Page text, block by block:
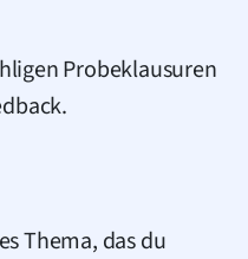
Probeklausuren
Thema, das du